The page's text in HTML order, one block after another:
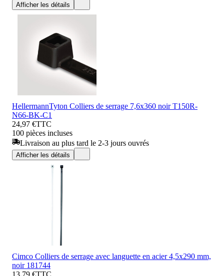
Afficher les détails
HellermannTyton Colliers de serrage 7,6x360 noir T150R-
N66-BK-C1
24,97 €TTC
100 pièces incluses
Livraison au plus tard le 2-3 jours ouvrés
Afficher les détails
Cimco Colliers de serrage avec languette en acier 4,5x290 mm,
noir 181744
13,79 €TTC